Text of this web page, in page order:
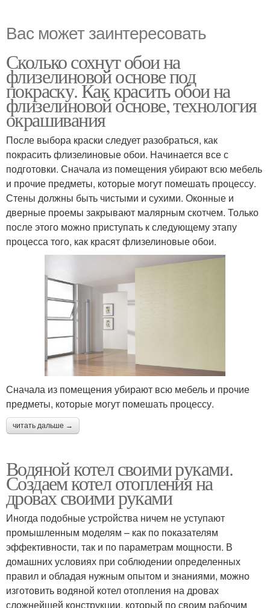
Вас может заинтересовать
Сколько сохнут обои на
флизелиновой основе под
покраску. Как красить обои на
флизелиновой основе, технология
окрашивания
После выбора краски следует разобраться, как
покрасить флизелиновые обои. Начинается все с
подготовки. Сначала из помещения убирают всю мебель
и прочие предметы, которые могут помешать процессу.
Стены должны быть чистыми и сухими. Оконные и
дверные проемы закрывают малярным скотчем. Только
после этого можно приступать к следующему этапу
процесса того, как красят флизелиновые обои.
Сначала из помещения убирают всю мебель и прочие
предметы, которые могут помешать процессу.
читать дальше →
Водяной котел своими руками.
Создаем котел отопления на
дровах своими руками
Иногда подобные устройства ничем не уступают
промышленным моделям – как по показателям
эффективности, так и по параметрам мощности. В
домашних условиях при соблюдении определенных
правил и обладая нужным опытом и знаниями, можно
изготовить водяной котел отопления на дровах
сложнейшей конструкции, который по своим рабочим